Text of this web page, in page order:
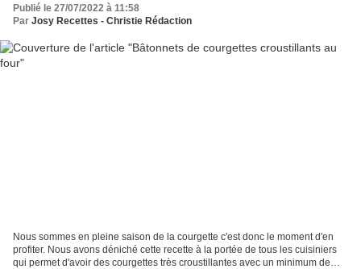
Publié le 27/07/2022 à 11:58
Par Josy Recettes - Christie Rédaction
Nous sommes en pleine saison de la courgette c'est donc le moment d'en
profiter. Nous avons déniché cette recette à la portée de tous les cuisiniers
qui permet d'avoir des courgettes très croustillantes avec un minimum de